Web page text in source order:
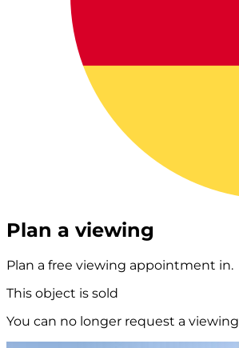
Plan a viewing
Plan a free viewing appointment in.
This object is sold
You can no longer request a viewing